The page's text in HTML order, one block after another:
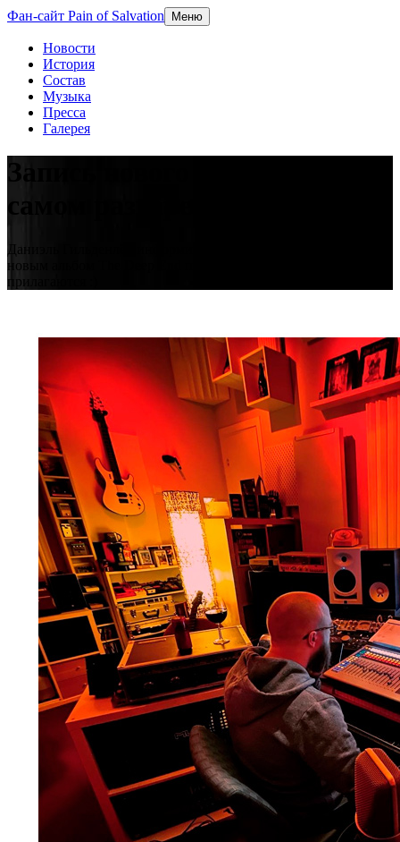
Фан-сайт Pain of Salvation Меню
Новости
История
Состав
Музыка
Пресса
Галерея
Запись нового альбома в
самом разгаре
Даниэль Гильденлёв информирует, что работа в студии над
новым альбом The Deep End продолжается. Фотки
прилагаются :)